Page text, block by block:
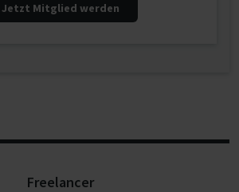
Jetzt Mitglied werden
Freelancer